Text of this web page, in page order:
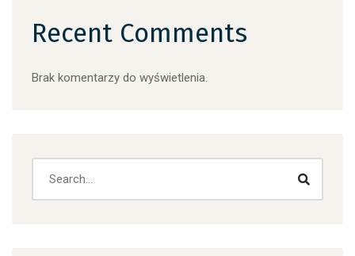
Recent Comments
Brak komentarzy do wyświetlenia.